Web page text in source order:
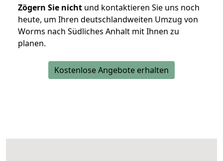
Zögern Sie nicht und kontaktieren Sie uns noch
heute, um Ihren deutschlandweiten Umzug von
Worms nach Südliches Anhalt mit Ihnen zu
planen.
Kostenlose Angebote erhalten